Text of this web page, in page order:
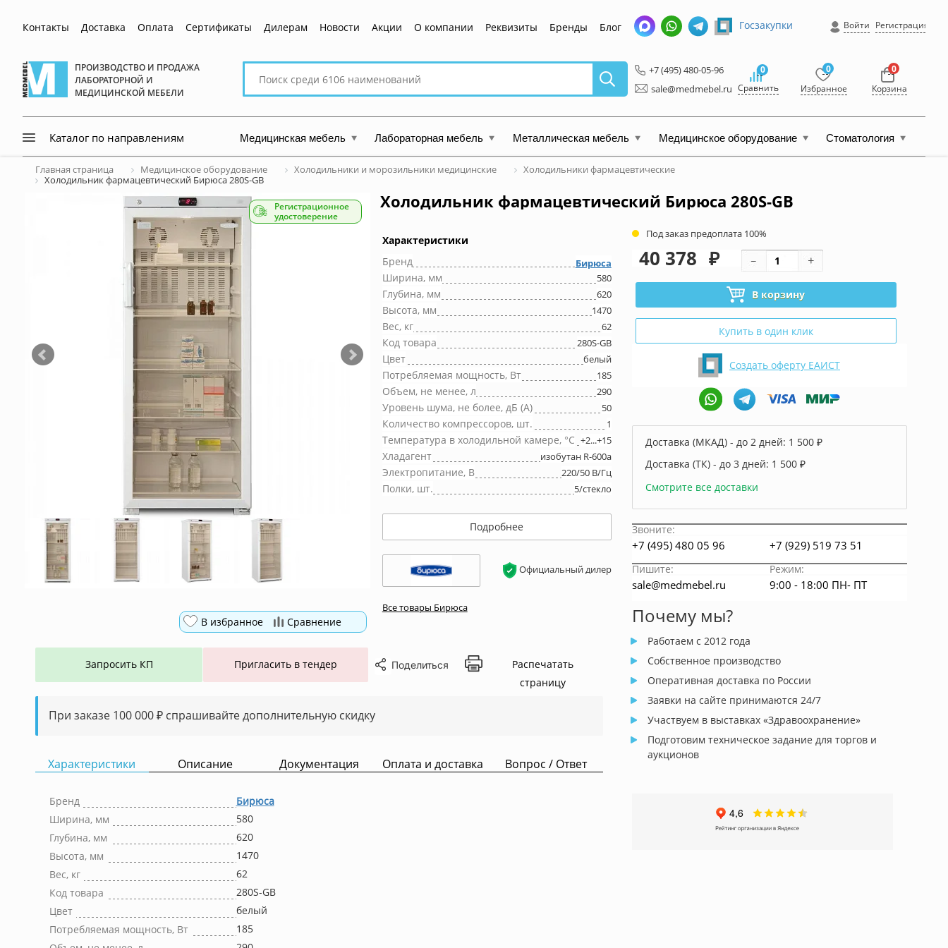
Контакты Доставка Оплата Сертификаты Дилерам Новости Акции О компании Реквизиты Бренды Блог
ПРОИЗВОДСТВО И ПРОДАЖА
ЛАБОРАТОРНОЙ И
МЕДИЦИНСКОЙ МЕБЕЛИ
Поиск
сайту
Госзакупки Войти Регистрация
+7 (495) 480-05-96
sale@medmebel.ru
0
Сравнить
0
Избранное
0
Корзина
Каталог по направлениям Медицинская мебель Лабораторная мебель Металлическая мебель Медицинское оборудование Стоматология
Главная страница Медицинское оборудование Холодильники и морозильники медицинские
Холодильники фармацевтические
Холодильник фармацевтический Бирюса 280S-GB
Холодильник фармацевтический Бирюса 280S-GB
В избранное Сравнение
Регистрационное
удостоверение
Характеристики
Бренд
Бирюса
Ширина, мм 580
Глубина, мм 620
Высота, мм 1470
Вес, кг 62
Код товара 280S-GB
Цвет белый
Потребляемая мощность, Вт 185
Объем, не менее, л 290
Уровень шума, не более, дБ (А) 50
Количество компрессоров, шт. 1
Температура в холодильной камере, °С +2...+15
Хладагент изобутан R-600a
Электропитание, В 220/50 В/Гц
Полки, шт. 5/стекло
Подробнее
Официальный дилер
Все товары Бирюса
Запросить КП Пригласить в тендер Поделиться
Распечатать
страницу
При заказе 100 000 ₽ спрашивайте дополнительную скидку
Характеристики Описание Документация Оплата и доставка Вопрос / Ответ
Бренд
Бирюса
Ширина, мм
580
Глубина, мм
620
Высота, мм
1470
Вес, кг
62
Код товара
280S-GB
Цвет
белый
Потребляемая мощность, Вт
185
Под заказ предоплата 100%
40 378 ₽
В корзину
Купить в один клик
Создать оферту ЕАИСТ
Доставка (МКАД) - до 2 дней: 1 500 ₽
Доставка (ТК) - до 3 дней: 1 500 ₽
Смотрите все доставки
Звоните:
+7 (495) 480 05 96 +7 (929) 519 73 51
Пишите: Режим:
sale@medmebel.ru 9:00 - 18:00 ПН- ПТ
Почему мы?
Работаем с 2012 года
Собственное производство
Оперативная доставка по России
Заявки на сайте принимаются 24/7
Участвуем в выставках «Здравоохранение»
Подготовим техническое задание для торгов и
аукционов